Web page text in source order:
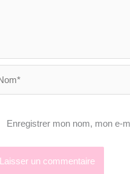
Enregistrer mon nom, mon e-